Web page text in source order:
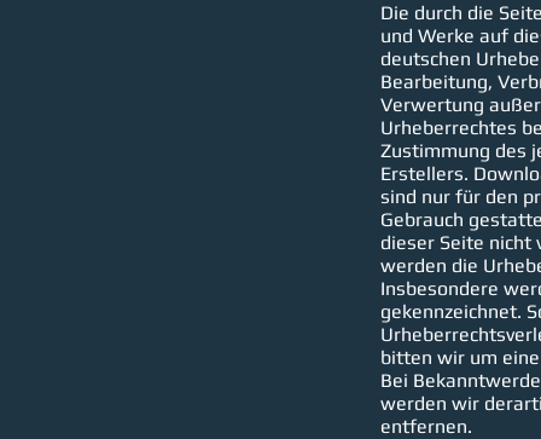
Die durch die
und Werke auf
deutschen
Bearbeitung,
Verwertung
Urheberrechtes
Zustimmung des
Erstellers.
sind nur für den
Gebrauch
dieser Seite
werden die
Insbesondere
gekennzeichnet.
bitten wir um
Bei
werden wir
entfernen.